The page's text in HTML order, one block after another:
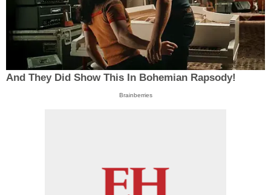
And They Did Show This In Bohemian Rapsody!
Brainberries